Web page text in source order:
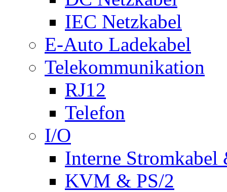
IEC Netzkabel
E-Auto Ladekabel
Telekommunikation
RJ12
Telefon
I/O
Interne Stromkabel
KVM & PS/2